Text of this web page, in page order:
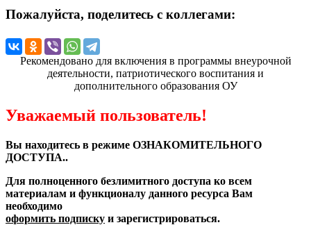
Пожалуйста, поделитесь с коллегами:
Рекомендовано для включения в программы внеурочной
деятельности, патриотического воспитания и
дополнительного образования ОУ
Уважаемый пользователь!
Вы находитесь в режиме ОЗНАКОМИТЕЛЬНОГО
ДОСТУПА..
Для полноценного безлимитного доступа ко всем
материалам и функционалу данного ресурса Вам
необходимо
оформить подписку и зарегистрироваться.